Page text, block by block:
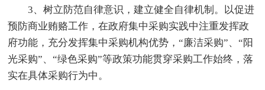
3、树立防范自律意识，建立健全自律机制。以促进
预防商业贿赂工作，在政府集中采购实践中注重发挥政
府功能，充分发挥集中采购机构优势，“廉洁采购”、“阳
光采购”、“绿色采购”等政策功能贯穿采购工作始终，落
实在具体采购行为中。